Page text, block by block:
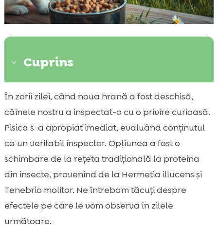
3 Cuprins
 De ce să luăm în calcul proteina din insecte
pentru câini și pisici
Primii pași: tranziția corectă către hrana cu
Schimbări digestive posibile la câini și pisici
schimbări după dieta cu proteină de
insecte
 Efecte asupra pielii și blănii

Impactul asupra greutății și masei
musculare
În zorii zilei, când noua hrană a fost deschisă,
câinele nostru a inspectat-o cu o privire curioasă.
Pisica s-a apropiat imediat, evaluând conținutul
ca un veritabil inspector. Opțiunea a fost o
schimbare de la rețeta tradițională la proteina
din insecte, provenind de la Hermetia illucens și
Tenebrio molitor. Ne întrebam tăcuți despre
efectele pe care le vom observa în zilele
următoare.